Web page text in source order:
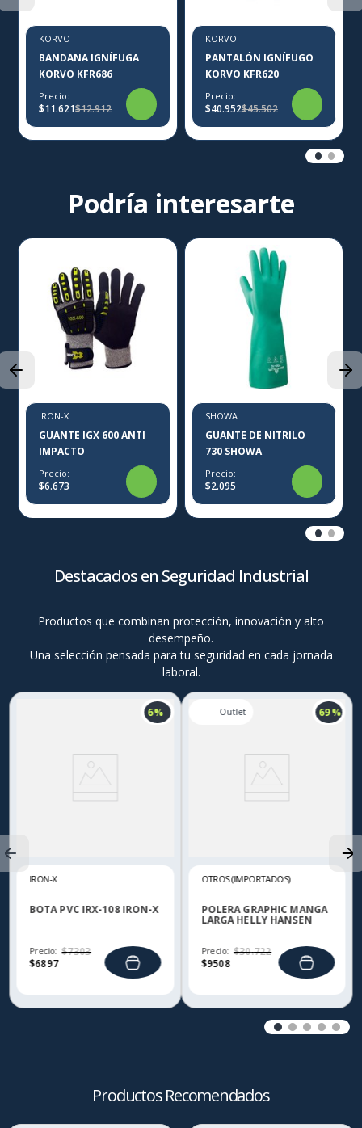
KORVO
BANDANA IGNÍFUGA
KORVO KFR686
Precio:
$11.621$12.912
KORVO
PANTALÓN IGNÍFUGO
KORVO KFR620
Precio:
$40.952$45.502
Podría interesarte
IRON-X
GUANTE IGX 600 ANTI
IMPACTO
Precio:
$6.673
SHOWA
GUANTE DE NITRILO
730 SHOWA
Precio:
$2.095
Destacados en Seguridad Industrial
Productos que combinan protección, innovación y alto
desempeño.
Una selección pensada para tu seguridad en cada jornada
laboral.
6 %
IRON-X
BOTA PVC IRX-108 IRON-X
Precio:
$6897
$7303
69 %
OTROS (IMPORTADOS)
POLERA GRAPHIC MANGA
LARGA HELLY HANSEN
Precio:
$9508
$30.722
Productos Recomendados